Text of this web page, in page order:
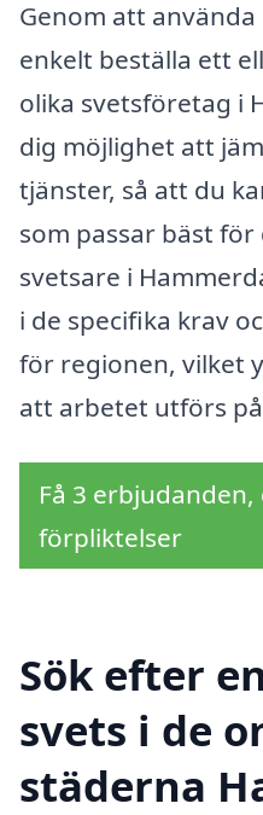
Genom att
enkelt beställa ett
olika svetsföretag i
dig möjlighet att
tjänster, så att du
som passar bäst
svetsare i
i de specifika krav
för regionen, vilket
att arbetet utförs
Få 3
förpliktelser
Sök efter
svets i de
städerna